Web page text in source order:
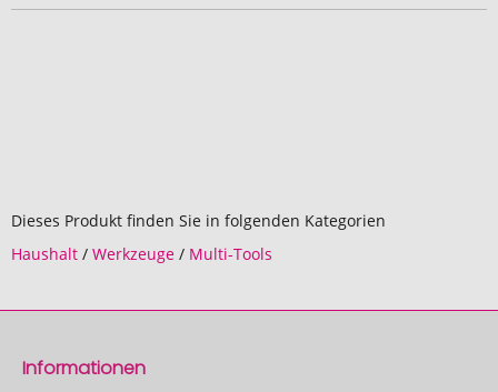
Dieses Produkt finden Sie in folgenden Kategorien
Haushalt / Werkzeuge / Multi-Tools
Informationen